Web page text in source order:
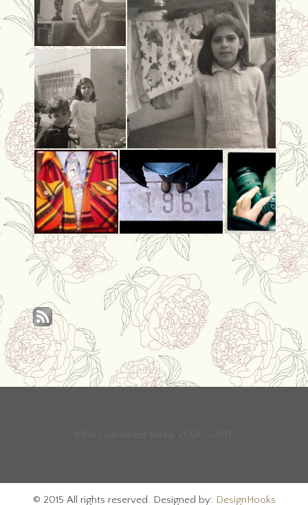
© 2015 All rights reserved. Designed by: DesignHooks